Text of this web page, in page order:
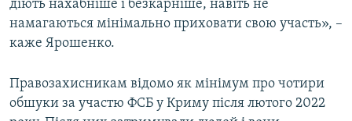
діють нахабніше і безкарніше, навіть не
намагаються мінімально приховати свою участь», –
каже Ярошенко.
Правозахисникам відомо як мінімум про чотири
обшуки за участю ФСБ у Криму після лютого 2022